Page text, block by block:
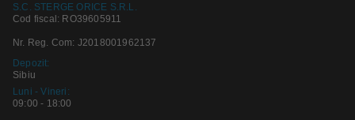
S.C. STERGE ORICE S.R.L.
Cod fiscal: RO39605911
Nr. Reg. Com: J2018001962137
Depozit:
Sibiu
Luni - Vineri:
09:00 - 18:00